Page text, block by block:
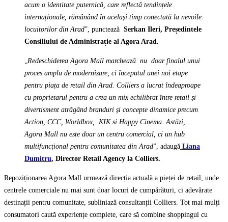
acum o identitate puternică, care reflectă tendințele
internaționale, rămânând în același timp conectată la nevoile
locuitorilor din Arad”, punctează Serkan Ileri, Președintele
Consiliului de Administrație al Agora Arad.
Redeschiderea Agora Mall marchează nu doar finalul unui
proces amplu de modernizare, ci începutul unei noi etape
pentru piața de retail din Arad. Colliers a lucrat îndeaproape
cu proprietarul pentru a crea un mix echilibrat între retail și
divertisment atrăgând branduri și concepte dinamice precum
Action, CCC, Worldbox, KIK si Happy Cinema. Astăzi,
Agora Mall nu este doar un centru comercial, ci un hub
multifuncțional pentru comunitatea din Arad”, adaugă Liana
Dumitru, Director Retail Agency la Colliers.
Repoziționarea Agora Mall urmează direcția actuală a pieței de retail, unde
centrele comerciale nu mai sunt doar locuri de cumpărături, ci adevărate
destinații pentru comunitate, subliniază consultanții Colliers. Tot mai mulți
consumatori caută experiențe complete, care să combine shoppingul cu